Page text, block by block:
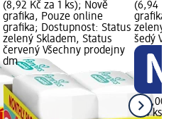
(8,92 Kč za 1 ks); Nově
grafika, Pouze online
grafika; Dostupnost: Status
zelený Skladem, Status
červený Všechny prodejny
dm
(6,94 Kč
grafika;
zelený
šedý
999,00
144 ks